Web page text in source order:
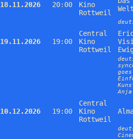
18.11.2026 20:00
Kino
Rottweil
19.11.2026 19:00
Central
Kino
Rottweil
10.12.2026 19:00
Central
Kino
Rottweil